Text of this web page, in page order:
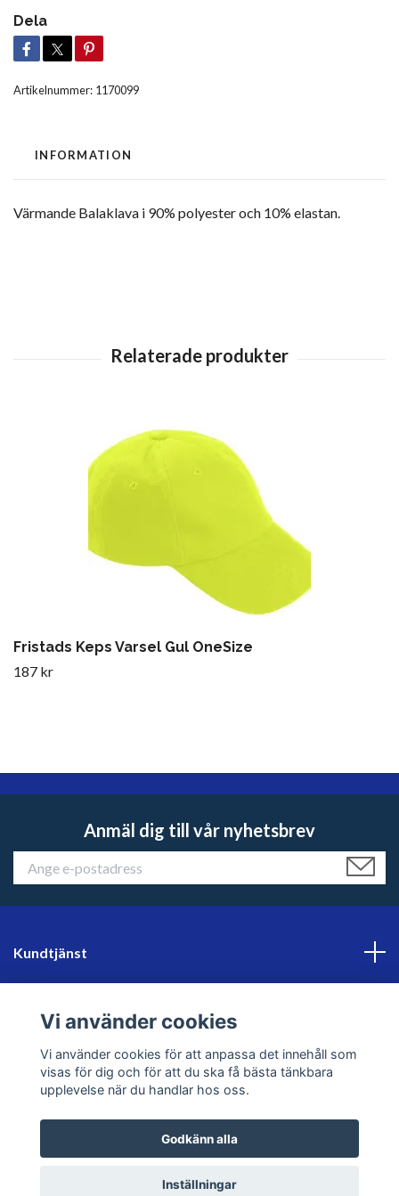
Dela
Artikelnummer: 1170099
INFORMATION
Värmande Balaklava i 90% polyester och 10% elastan.
Fristads Keps Varsel Gul OneSize
187 kr
Anmäl dig till vår nyhetsbrev
Kundtjänst
Sociala medier
© 2026 sweklader
Vi använder cookies
Vi använder cookies för att anpassa det innehåll som
visas för dig och för att du ska få bästa tänkbara
upplevelse när du handlar hos oss.
Godkänn alla
Inställningar